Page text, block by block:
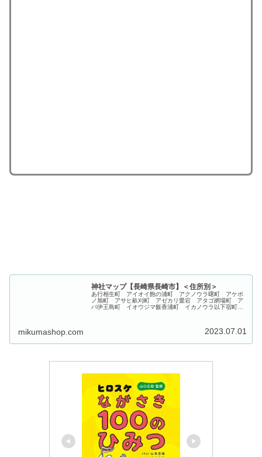
神社マップ【長崎県長崎市】＜住所別＞
あ行相生町 アイオイ飽の浦町 アクノウラ曙町 アケボ
ノ旭町 アサヒ畝刈町 アゼカリ愛宕 アタゴ網場町 ア
バ伊王島町 イオウジマ飯香浦町 イカノウラ以下宿町
mikumashop.com 2023.07.01